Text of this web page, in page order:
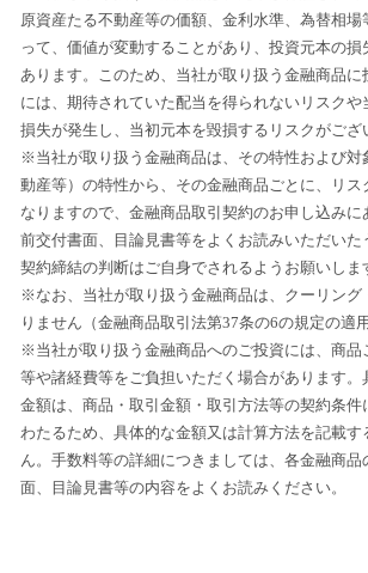
原資産たる不動産等の価額、金利水準、為替相場
って、価値が変動することがあり、投資元本の
あります。このため、当社が取り扱う金融商品に
には、期待されていた配当を得られないリスクや
損失が発生し、当初元本を毀損するリスクがござ
※当社が取り扱う金融商品は、その特性および対
動産等）の特性から、その金融商品ごとに、リス
なりますので、金融商品取引契約のお申し込み
前交付書面、目論見書等をよくお読みいただいた
契約締結の判断はご自身でされるようお願いしま
※なお、当社が取り扱う金融商品は、クーリング
りません（金融商品取引法第37条の6の規定の適
※当社が取り扱う金融商品へのご投資には、商品
等や諸経費等をご負担いただく場合があります。
金額は、商品・取引金額・取引方法等の契約条件
わたるため、具体的な金額又は計算方法を記載す
ん。手数料等の詳細につきましては、各金融商
面、目論見書等の内容をよくお読みください。